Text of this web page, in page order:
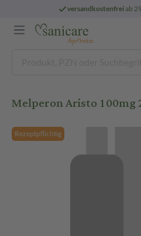
versandkostenfreiab
Melperon Aristo
Rezeptpflichtig